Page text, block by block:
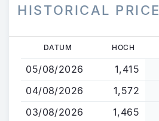
HISTORICAL PRICE
Direkt
Inhalt
DATUM HOCH
05/08/2026 1,415
04/08/2026
1,572
03/08/2026
1,465